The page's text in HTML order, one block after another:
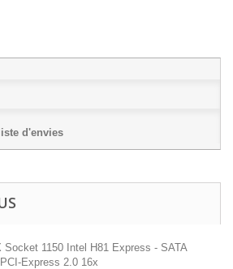
d'envies
Socket 1150 Intel H81 Express - SATA
Express 2.0 16x